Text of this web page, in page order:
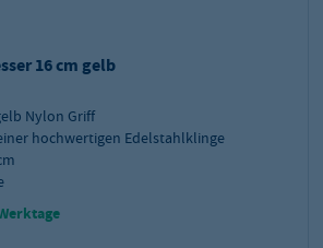
16 cm gelb
Nylon Griff
hochwertigen Edelstahlklinge